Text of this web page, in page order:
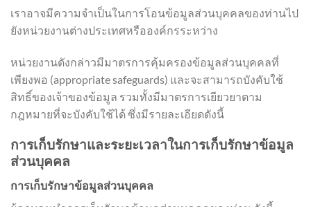
เราอาจมีความจำเป็นในการโอนข้อมูลส่วนบุคคลของท่านไป
ยังหน่วยงานต่างประเทศหรือองค์กรระหว่าง
หน่วยงานดังกล่าวมีมาตรการคุ้มครองข้อมูลส่วนบุคคลที่
เพียงพอ (appropriate safeguards) และจะสามารถบังคับใช้
สิทธิ์ของเจ้าของข้อมูล รวมทั้งมีมาตรการเยียวยาตาม
กฎหมายที่จะบังคับใช้ได้ ซึ่งมีรายละเอียดดังนี้
การเก็บรักษาและระยะเวลาในการเก็บรักษาข้อมูล
ส่วนบุคคล
การเก็บรักษาข้อมูลส่วนบุคคล